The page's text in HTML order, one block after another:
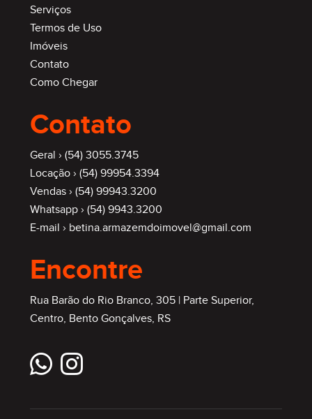
Serviços
Termos de Uso
Imóveis
Contato
Como Chegar
Contato
Geral › (54) 3055.3745
Locação › (54) 99954.3394
Vendas › (54) 99943.3200
Whatsapp › (54) 9943.3200
E-mail › betina.armazemdoimovel@gmail.com
Encontre
Rua Barão do Rio Branco, 305 | Parte Superior,
Centro, Bento Gonçalves, RS